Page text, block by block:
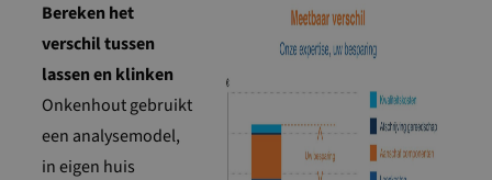
Bereken het
verschil tussen
lassen en klinken
Onkenhout gebruikt
een analysemodel,
in eigen huis